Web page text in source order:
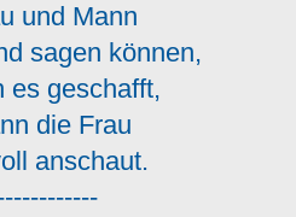
und Mann
sagen können,
es geschafft,
die Frau
anschaut.